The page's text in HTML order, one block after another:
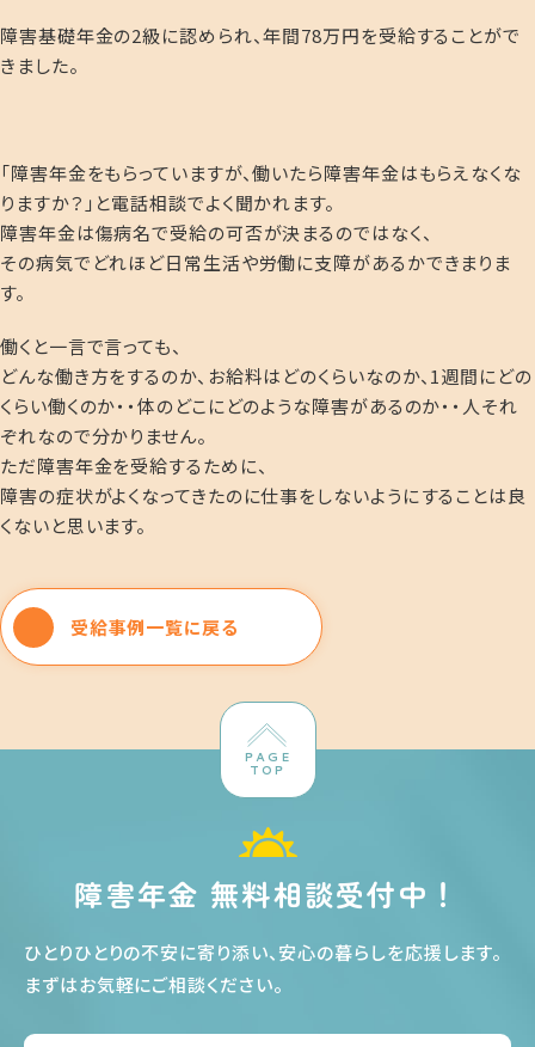
障害基礎年金の2級に認められ、年間78万円を受給することがで
きました。
「障害年金をもらっていますが、働いたら障害年金はもらえなくな
りますか？」と電話相談でよく聞かれます。
障害年金は傷病名で受給の可否が決まるのではなく、
その病気でどれほど日常生活や労働に支障があるかできまりま
す。
働くと一言で言っても、
どんな働き方をするのか、お給料はどのくらいなのか、1週間にどの
くらい働くのか・・体のどこにどのような障害があるのか・・人それ
ぞれなので分かりません。
ただ障害年金を受給するために、
障害の症状がよくなってきたのに仕事をしないようにすることは良
くないと思います。
受給事例一覧に戻る
PAGE
TOP
障害年金 無料相談受付中！
ひとりひとりの不安に寄り添い、安心の暮らしを応援します。
まずはお気軽にご相談ください。